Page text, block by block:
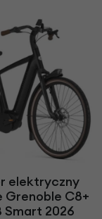
elektryczny
Grenoble C8+
Smart 2026